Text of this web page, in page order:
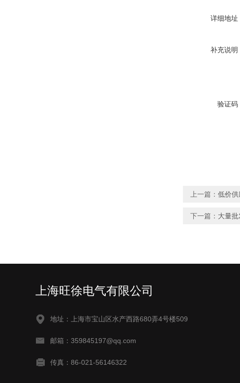
详细地址
补充说明
验证码
上一篇： 低价
下一篇： 大量
上海旺徐电气有限公司
地址：上海市宝山区水产西路680弄4号楼509
邮箱：359845197@qq.com
传真：86-021-56146322